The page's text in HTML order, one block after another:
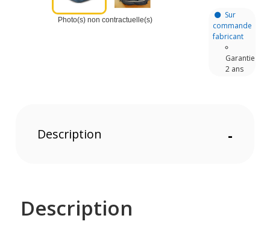
Photo(s) non contractuelle(s)
Sur
commande
fabricant
Garantie
2 ans
Description -
Description